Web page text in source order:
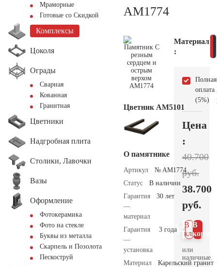
Мраморные
Готовые со Скидкой
Комплексы
Цоколя
Ограды
Сварная
Кованная
Гранитная
Цветники
Надгробная плита
Столики, Лавочки
Вазы
Оформление
Фотокерамика
Фото на стекле
Буквы из металла
Скарпель и Позолота
Пескоструй
AM1774
Цветник АМ5101
О памятнике
Артикул
№ AM1774
Статус
В наличии
Гарантия
—
материал
30 лет
Гарантия
—
установка
3 года
Материал
Карельский гранит
Материал
:
Полная
оплата
(5%)
Цена
:
40.700
руб.
38.700
руб.
В
В 1
клик
или
наличные.